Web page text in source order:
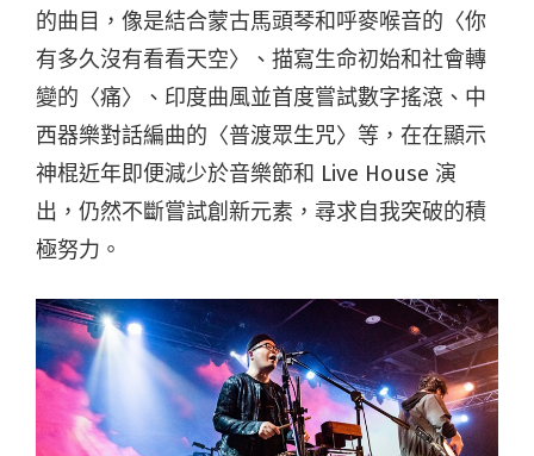
的曲目，像是結合蒙古馬頭琴和呼麥喉音的〈你
有多久沒有看看天空〉、描寫生命初始和社會轉
變的〈痛〉、印度曲風並首度嘗試數字搖滾、中
西器樂對話編曲的〈普渡眾生咒〉等，在在顯示
神棍近年即便減少於音樂節和 Live House 演
出，仍然不斷嘗試創新元素，尋求自我突破的積
極努力。